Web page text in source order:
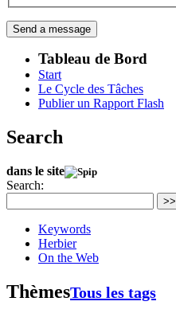
Tableau de Bord
Start
Le Cycle des Tâches
Publier un Rapport Flash
Search
dans le site
Search:
>>
Keywords
Herbier
On the Web
ThèmesTous les tags